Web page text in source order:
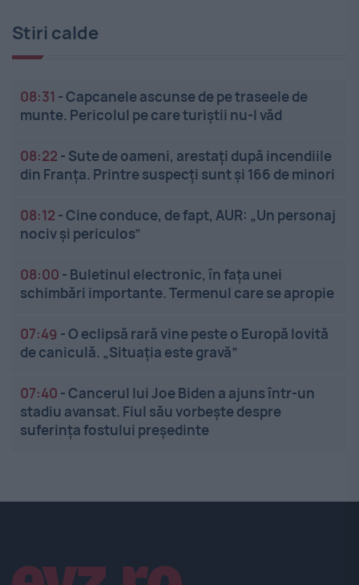
Stiri calde
08:31 -Capcanele ascunse de pe traseele de
munte. Pericolul pe care turiștii nu-l văd
08:22 - Sute de oameni, arestați după incendiile
din Franța. Printre suspecți sunt și 166 de minori
08:12 -Cine conduce, de fapt, AUR: „Un personaj
nociv și periculos”
08:00 - Buletinul electronic, în fața unei
schimbări importante. Termenul care se apropie
07:49 -O eclipsă rară vine peste o Europă lovită
de caniculă. „Situația este gravă”
07:40 -Cancerul lui Joe Biden a ajuns într-un
stadiu avansat. Fiul său vorbește despre
suferința fostului președinte
Linkuri utile